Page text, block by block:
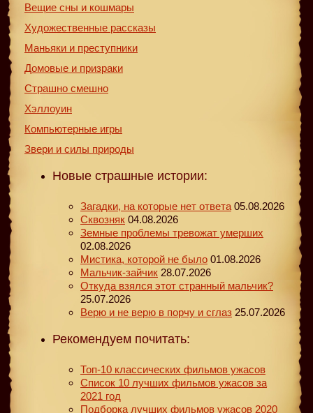
Вещие сны и кошмары
Художественные рассказы
Маньяки и преступники
Домовые и призраки
Страшно смешно
Хэллоуин
Компьютерные игры
Звери и силы природы
Новые страшные истории:
Загадки, на которые нет ответа 05.08.2026
Сквозняк 04.08.2026
Земные проблемы тревожат умерших
02.08.2026
Мистика, которой не было 01.08.2026
Мальчик-зайчик 28.07.2026
Откуда взялся этот странный мальчик?
25.07.2026
Верю и не верю в порчу и сглаз 25.07.2026
Рекомендуем почитать:
Топ-10 классических фильмов ужасов
Список 10 лучших фильмов ужасов за
2021 год
Подборка лучших фильмов ужасов 2020